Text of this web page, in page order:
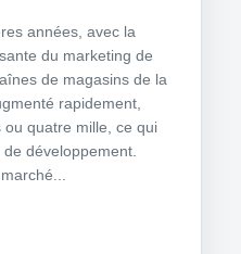
années, avec la
du marketing de
de magasins de la
rapidement,
quatre mille, ce qui
développement.